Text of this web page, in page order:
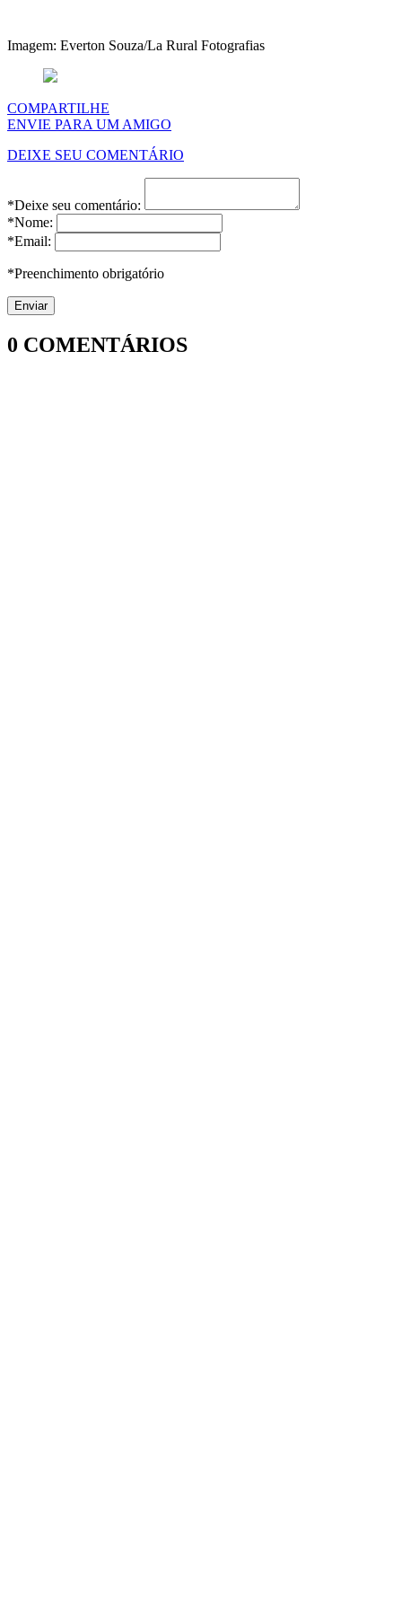
Imagem: Everton Souza/La Rural Fotografias
COMPARTILHE
ENVIE PARA UM AMIGO
DEIXE SEU COMENTÁRIO
*Deixe seu comentário:
*Nome:
*Email:
*Preenchimento obrigatório
0 COMENTÁRIOS